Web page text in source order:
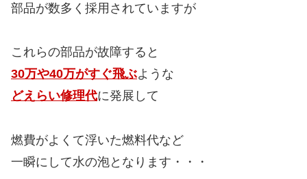
部品が数多く採用されていますが
これらの部品が故障すると
30万や40万がすぐ飛ぶような
どえらい修理代に発展して
燃費がよくて浮いた燃料代など
一瞬にして水の泡となります・・・